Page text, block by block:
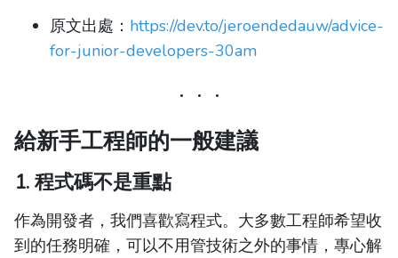
原文出處： https://dev.to/jeroendedauw/advice-
for-junior-developers-30am
給新手工程師的一般建議
1. 程式碼不是重點
作為開發者，我們喜歡寫程式。大多數工程師希望收
到的任務明確，可以不用管技術之外的事情，專心解